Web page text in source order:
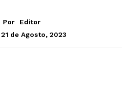
Por
Editor
21 de Agosto, 2023